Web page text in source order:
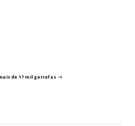
de 17 mil garrafas